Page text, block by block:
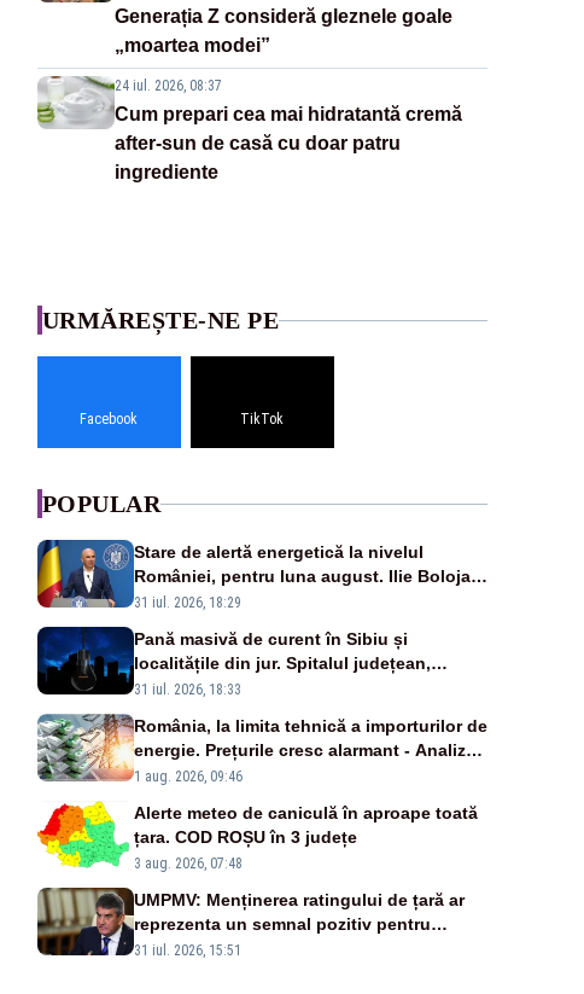
Generația Z consideră gleznele goale
„moartea modei”
24 iul. 2026, 08:37
Cum prepari cea mai hidratantă cremă
after-sun de casă cu doar patru
ingrediente
URMĂREȘTE-NE PE
Facebook TikTok
POPULAR
Stare de alertă energetică la nivelul
României, pentru luna august. Ilie Bolojan
a anunțat importuri și posibile restricții –
31 iul. 2026, 18:29
Pană masivă de curent în Sibiu și
localitățile din jur. Spitalul județean,
semafoarele, rețelele de telefonie, grav
31 iul. 2026, 18:33
România, la limita tehnică a importurilor de
energie. Prețurile cresc alarmant - Analiză
Realitatea Plus
1 aug. 2026, 09:46
Alerte meteo de caniculă în aproape toată
țara. COD ROȘU în 3 județe
3 aug. 2026, 07:48
UMPMV: Menținerea ratingului de țară ar
reprezenta un semnal pozitiv pentru
România. Autoritățile trebuie să continue
31 iul. 2026, 15:51